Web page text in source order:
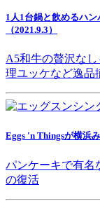
1人1台鍋と飲めるハ
（2021.9.3）
A5和牛の贅沢な
理ユッケなど逸品
Eggs 'n Thingsが横浜
パンケーキで有名
の復活